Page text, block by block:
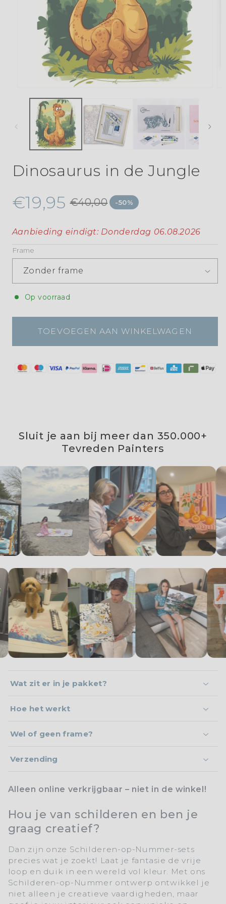
Dinosaurus in de Jungle
€19,95 €40,00 -50%
Aanbieding eindigt: Donderdag 06.08.2026
Frame
Op voorraad
TOEVOEGEN AAN WINKELWAGEN
Sluit je aan bij meer dan 350.000+
Tevreden Painters
Wat zit er in je pakket?
Hoe het werkt
Wel of geen frame?
Verzending
Alleen online verkrijgbaar – niet in de winkel!
Hou je van schilderen en ben je
graag creatief?
Dan zijn onze Schilderen-op-Nummer-sets
precies wat je zoekt! Laat je fantasie de vrije
loop en duik in een wereld vol kleur. Met ons
Schilderen-op-Nummer ontwerp ontwikkel je
niet alleen je creatieve vaardigheden, maar